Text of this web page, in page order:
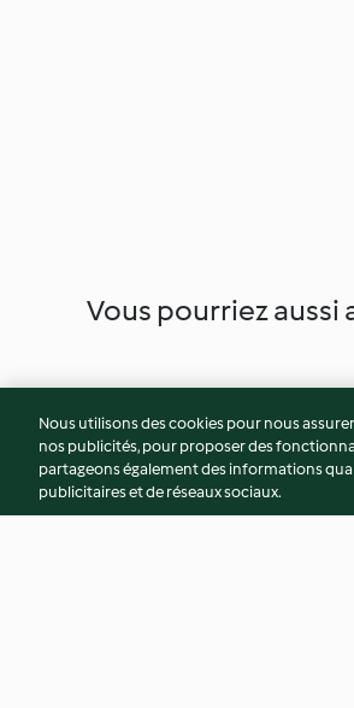
Vous pourriez aussi
Nous utilisons des cookies pour nous
nos publicités, pour proposer des
partageons également des informations
publicitaires et de réseaux sociaux.